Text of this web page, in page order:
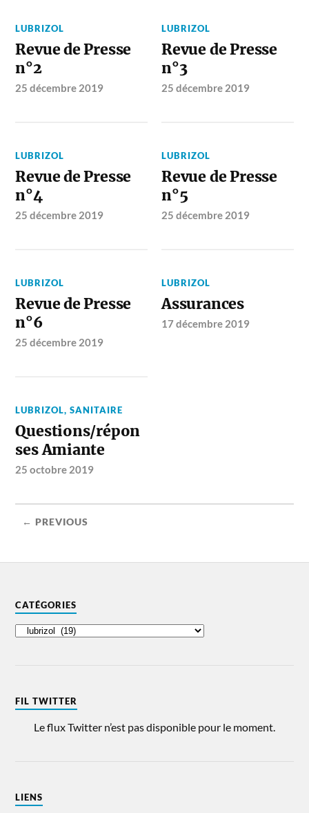
LUBRIZOL
Revue de Presse
n°2
25 décembre 2019
LUBRIZOL
Revue de Presse
n°3
25 décembre 2019
LUBRIZOL
Revue de Presse
n°4
25 décembre 2019
LUBRIZOL
Revue de Presse
n°5
25 décembre 2019
LUBRIZOL
Revue de Presse
n°6
25 décembre 2019
LUBRIZOL
Assurances
17 décembre 2019
LUBRIZOL,SANITAIRE
Questions/répon
ses Amiante
25 octobre 2019
← PREVIOUS
CATÉGORIES
FIL TWITTER
Le flux Twitter n’est pas disponible pour le moment.
LIENS